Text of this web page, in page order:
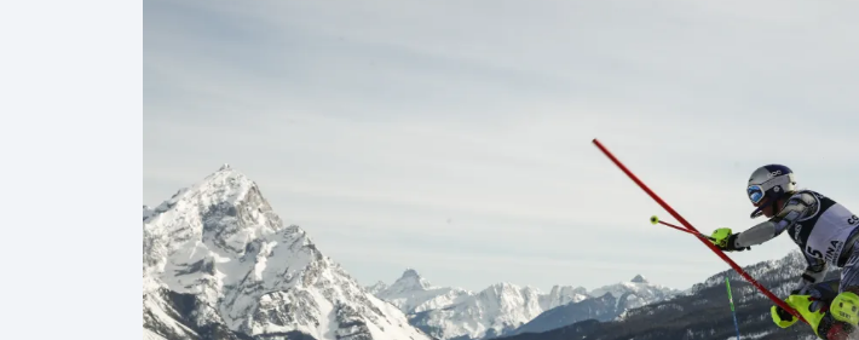
Gymnastika
Parasport
Plavání
Plážový volejbal